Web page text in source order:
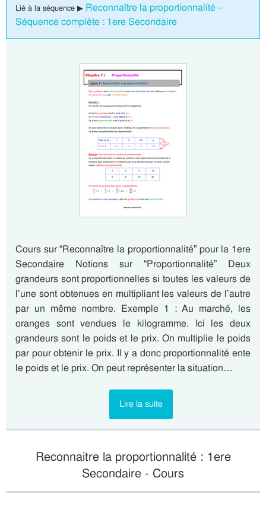
Lié à la séquence ▶ Reconnaître la proportionnalité –
Séquence complète : 1ere Secondaire
Cours sur “Reconnaître la proportionnalité” pour la 1ere
Secondaire Notions sur “Proportionnalité” Deux
grandeurs sont proportionnelles si toutes les valeurs de
l’une sont obtenues en multipliant les valeurs de l’autre
par un même nombre. Exemple 1 : Au marché, les
oranges sont vendues le kilogramme. Ici les deux
grandeurs sont le poids et le prix. On multiplie le poids
par pour obtenir le prix. Il y a donc proportionnalité ente
le poids et le prix. On peut représenter la situation…
Lire la suite
Reconnaitre la proportionnalité : 1ere
Secondaire - Cours